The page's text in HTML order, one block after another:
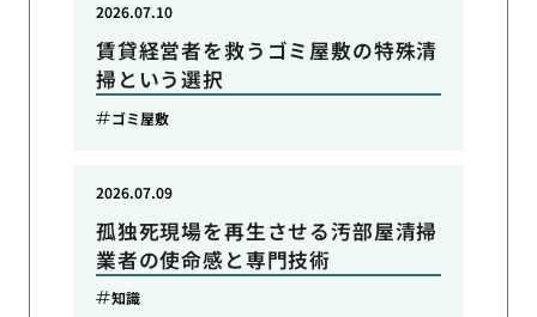
賃貸経営者を救うゴミ屋敷の特殊清
掃という選択
2026.07.10
ゴミ屋敷
孤独死現場を再生させる汚部屋清掃
業者の使命感と専門技術
2026.07.09
知識